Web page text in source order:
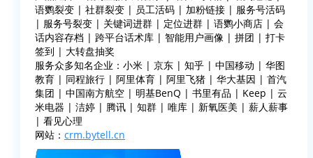
语鹦裂变 | 社群裂变 | 员工活码 | 加粉链接 | 服务号活码
| 服务号裂变 | 关键词进群 | 定位进群 | 语鹦小商店 | 会
话内容存档 | 跨平台话术库 | 智能用户画像 | 拼团 | 打卡
签到 | 大转盘抽奖
服务众多知名企业：小米 | 京东 | 知乎 | 中国移动 | 华图
教育 | 同程旅行 | 阿里体育 | 阿里飞猪 | 华大基因 | 首汽
集团 | 中国南方航空 | 明基BenQ | 书里有品 | Keep | 云
米电器 | 洁婷 | 腾讯 | 知群 | 唯库 | 新氧医美 | 薪人薪事
| 看见心理
网站： crm.bytell.cn